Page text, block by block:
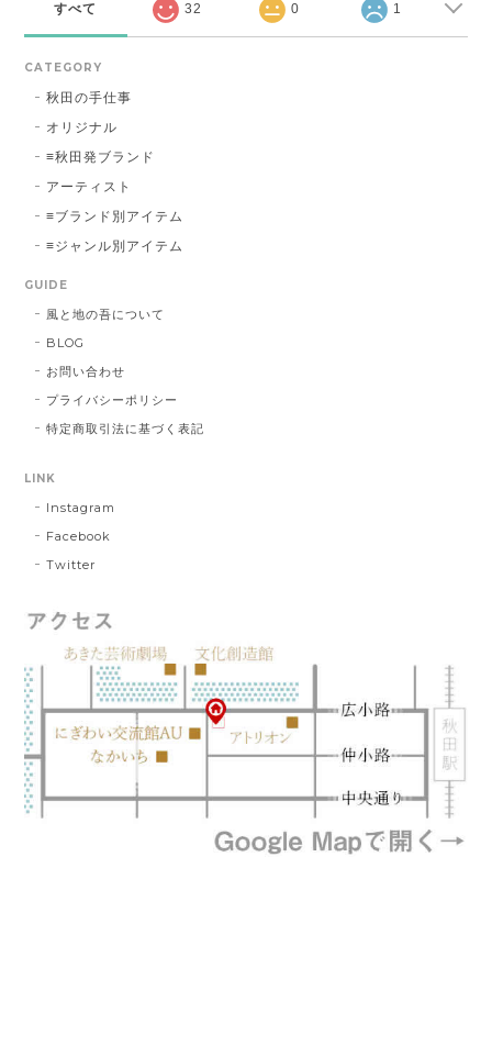
すべて 32 0 1
CATEGORY
秋田の手仕事
オリジナル
≡秋田発ブランド
アーティスト
≡ブランド別アイテム
≡ジャンル別アイテム
GUIDE
風と地の吾について
BLOG
お問い合わせ
プライバシーポリシー
特定商取引法に基づく表記
LINK
Instagram
Facebook
Twitter